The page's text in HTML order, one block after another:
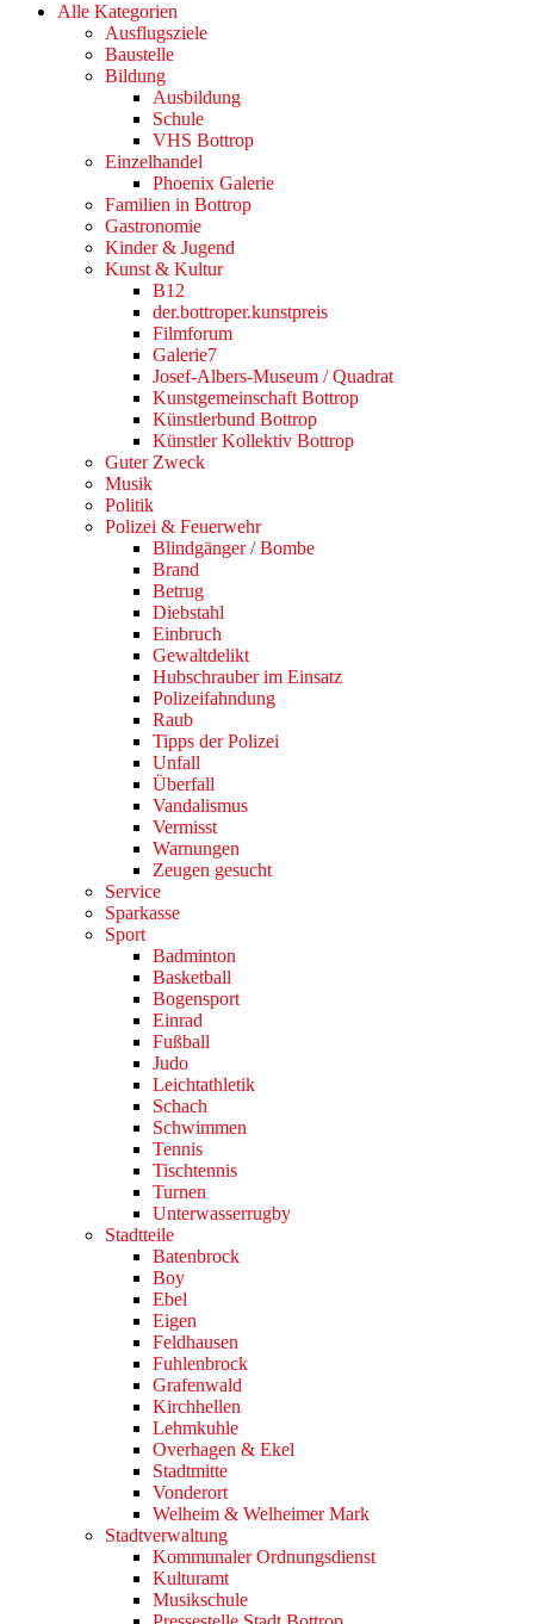
Alle Kategorien
Ausflugsziele
Baustelle
Bildung
Ausbildung
Schule
VHS Bottrop
Einzelhandel
Phoenix Galerie
Familien in Bottrop
Gastronomie
Kinder & Jugend
Kunst & Kultur
B12
der.bottroper.kunstpreis
Filmforum
Galerie7
Josef-Albers-Museum / Quadrat
Kunstgemeinschaft Bottrop
Künstlerbund Bottrop
Künstler Kollektiv Bottrop
Guter Zweck
Musik
Politik
Polizei & Feuerwehr
Blindgänger / Bombe
Brand
Betrug
Diebstahl
Einbruch
Gewaltdelikt
Hubschrauber im Einsatz
Polizeifahndung
Raub
Tipps der Polizei
Unfall
Überfall
Vandalismus
Vermisst
Warnungen
Zeugen gesucht
Service
Sparkasse
Sport
Badminton
Basketball
Bogensport
Einrad
Fußball
Judo
Leichtathletik
Schach
Schwimmen
Tennis
Tischtennis
Turnen
Unterwasserrugby
Stadtteile
Batenbrock
Boy
Ebel
Eigen
Feldhausen
Fuhlenbrock
Grafenwald
Kirchhellen
Lehmkuhle
Overhagen & Ekel
Stadtmitte
Vonderort
Welheim & Welheimer Mark
Stadtverwaltung
Kommunaler Ordnungsdienst
Kulturamt
Musikschule